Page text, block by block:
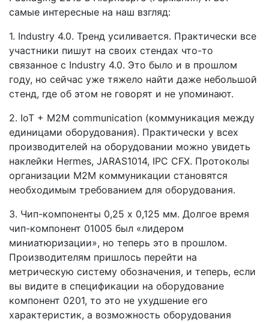
самые интересные на наш взгляд:
1. Industry 4.0. Тренд усиливается. Практически все
участники пишут на своих стендах что-то
связанное с Industry 4.0. Это было и в прошлом
году, но сейчас уже тяжело найти даже небольшой
стенд, где об этом не говорят и не упоминают.
2. IoT + M2M communication (коммуникация между
единицами оборудования). Практически у всех
производителей на оборудовании можно увидеть
наклейки Hermes, JARAS1014, IPC CFX. Протоколы
организации M2M коммуникации становятся
необходимым требованием для оборудования.
3. Чип-компоненты 0,25 х 0,125 мм. Долгое время
чип-компонент 01005 был «лидером
миниатюризации», но теперь это в прошлом.
Производителям пришлось перейти на
метрическую систему обозначения, и теперь, если
вы видите в спецификации на оборудование
компонент 0201, то это не ухудшение его
характеристик, а возможность оборудования